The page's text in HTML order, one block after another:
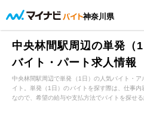
神奈川県
中央林間駅周辺の単発（
バイト・パート求人情報
中央林間駅周辺で単発（1日）の人気バイト・
イト。単発（1日）のバイトを探す際は、仕事
なので、希望の給与や支払方法でバイトを探せ